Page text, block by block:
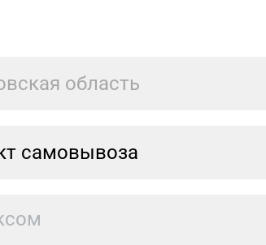
область
самовывоза